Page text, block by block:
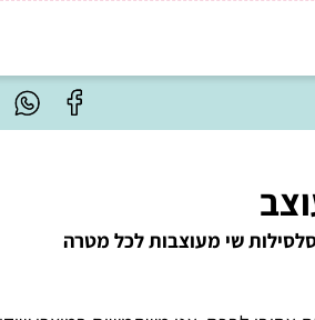
שי מעוצבות לכל מטרה